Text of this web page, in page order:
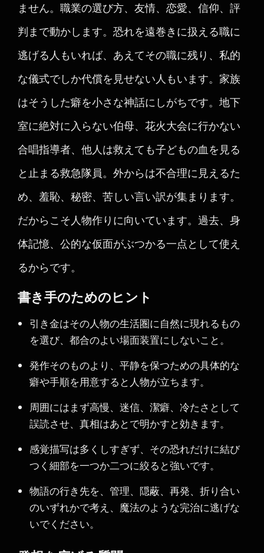
ません。職業の選び方、友情、恋愛、信仰、評
判まで動かします。恐れを遠巻きに扱える職に
逃げる人もいれば、あえてその職に残り、私的
な儀式でしか代償を見せない人もいます。家族
はそうした癖を小さな神話にしがちです。地下
室に絶対に入らない伯母、花火大会に行かない
合唱指導者、他人は救えても子どもの血を見る
と止まる救急隊員。外からは不合理に見えるた
め、羞恥、秘密、苦しい言い訳が集まります。
だからこそ人物作りに向いています。過去、身
体記憶、公的な仮面がぶつかる一点として使え
るからです。
書き手のためのヒント
引き金はその人物の生活圏に自然に現れるもの
を選び、都合のよい場面装置にしないこと。
発作そのものより、平静を保つための具体的な
癖や手順を用意すると人物が立ちます。
周囲にはまず高慢、迷信、潔癖、冷たさとして
誤読させ、真相はあとで明かすと効きます。
感覚描写は多くしすぎず、その恐れだけに結び
つく細部を一つか二つに絞ると強いです。
物語の行き先を、管理、隠蔽、再発、折り合い
のいずれかで考え、魔法のような完治に逃げな
いでください。